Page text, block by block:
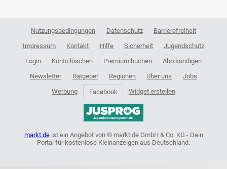
Nutzungsbedingungen Datenschutz
Barrierefreiheit
Impressum
Kontakt Hilfe Sicherheit
Jugendschutz
Login
Konto löschen Premium buchen
Abo kündigen
Newsletter
Ratgeber Regionen Über uns
Jobs
Werbung
Facebook Widget erstellen
markt.deist ein Angebot von © markt.de GmbH & Co. KG - Dein
Portal für kostenlose Kleinanzeigen aus Deutschland.